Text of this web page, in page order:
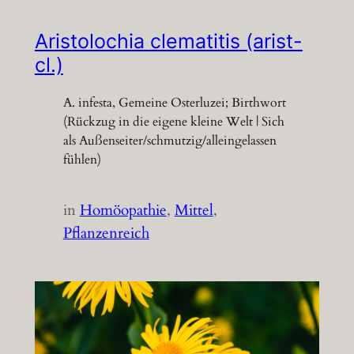
Aristolochia clematitis (arist-
cl.)
A. infesta, Gemeine Osterluzei; Birthwort
(Rückzug in die eigene kleine Welt | Sich
als Außenseiter/schmutzig/alleingelassen
fühlen)
inHomöopathie, Mittel
Pflanzenreich